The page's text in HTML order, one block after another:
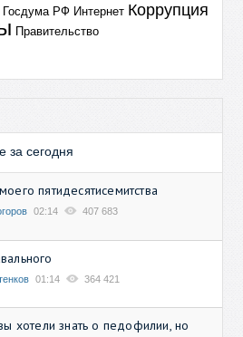
Госдума РФ Интернет Коррупция
Правительство
за сегодня
пятидесятисемитства
02:14 407 683
01:14 364 421
хотели знать о педофилии, но